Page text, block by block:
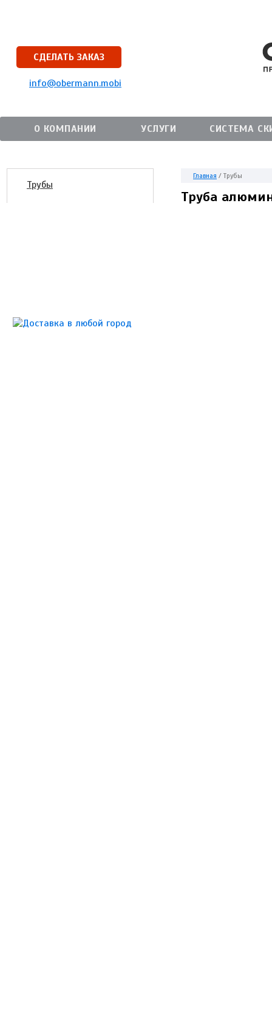
СДЕЛАТЬ ЗАКАЗ
info@obermann.mobi
О КОМПАНИИ УСЛУГИ СИСТЕМА
Трубы
Главная / Трубы
Труба